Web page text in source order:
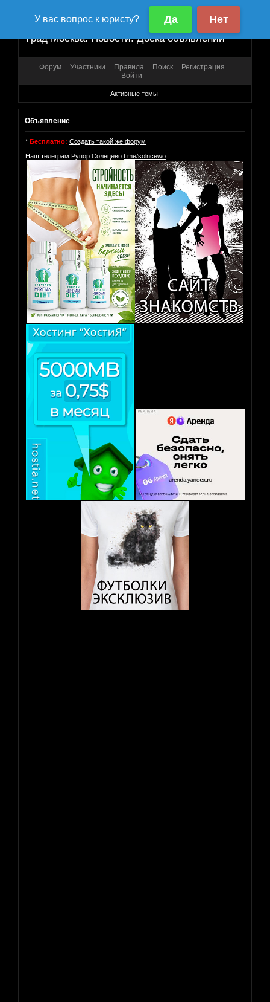
Град Москва. Новости. Доска объявлений
Форум Участники Правила Поиск
Регистрация
Войти
Активные темы
Объявление
* Бесплатно: Создать такой же форум
Наш телеграм Рупор Солнцево t.me/solncewo